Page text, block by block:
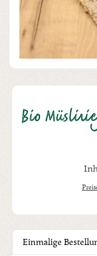
Bio
Einmalige